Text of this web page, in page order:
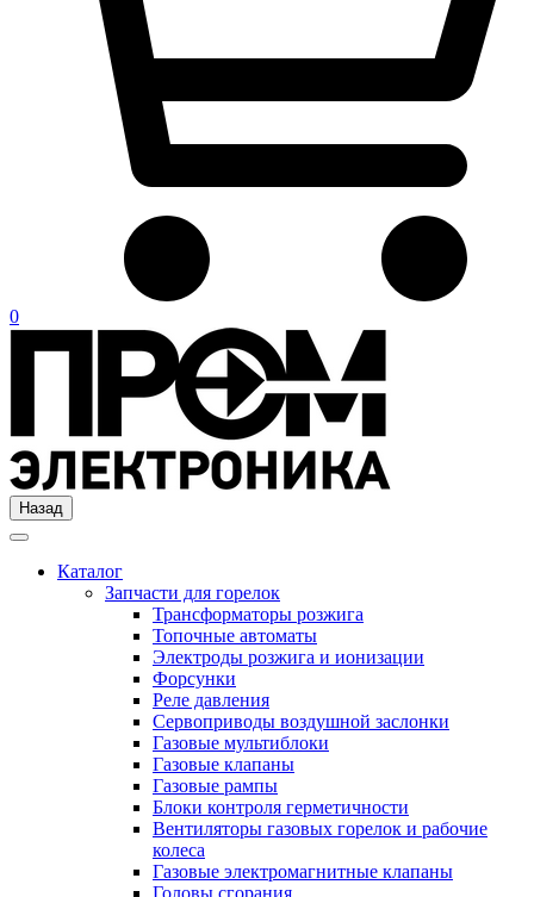
0
Назад
Каталог
Запчасти для горелок
Трансформаторы розжига
Топочные автоматы
Электроды розжига и ионизации
Форсунки
Реле давления
Сервоприводы воздушной заслонки
Газовые мультиблоки
Газовые клапаны
Газовые рампы
Блоки контроля герметичности
Вентиляторы газовых горелок и рабочие
колеса
Газовые электромагнитные клапаны
Головы сгорания